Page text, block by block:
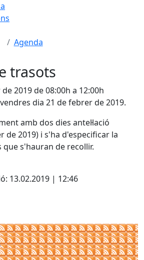
Agenda
trasots
2019 de 08:00h a 12:00h
dia 21 de febrer de 2019.
amb dos dies antel·lació
de 2019) i s'ha d'especificar la
s'hauran de recollir.
13.02.2019 | 12:46